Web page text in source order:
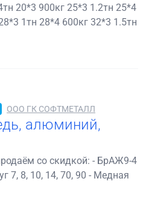
20*3 900кг 25*3 1.2тн 25*4
1тн 28*4 600кг 32*3 1.5тн
ООО ГК СОФТМЕТАЛЛ
алюминий,
со скидкой: - БрАЖ9-4
7, 8, 10, 14, 70, 90 - Медная